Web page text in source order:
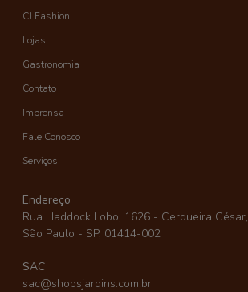
CJ Fashion
Lojas
Gastronomia
Contato
Imprensa
Fale Conosco
Serviços
Endereço
Rua Haddock Lobo, 1626 - Cerqueira César,
São Paulo - SP, 01414-002
SAC
sac@shopsjardins.com.br